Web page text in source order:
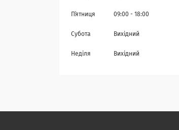
Пʼятниця 09:00 18:00
Субота Вихідний
Неділя Вихідний